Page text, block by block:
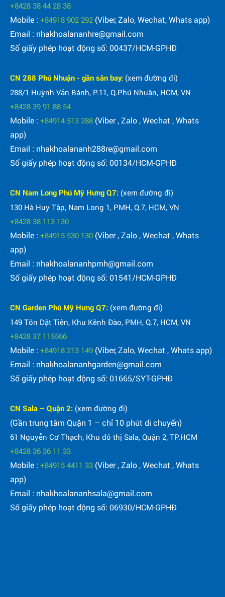
+8428 38 44 28 38
Mobile : +84918 902 292 (Viber, Zalo, Wechat, Whats app)
Email : nhakhoalananhre@gmail.com
Số giấy phép hoạt động số: 00437/HCM-GPHĐ
CN 288 Phú Nhuận - gần sân bay: (xem đường đi)
288/1 Huỳnh Văn Bánh, P.11, Q.Phú Nhuận, HCM, VN
+8428 39 91 88 54
Mobile : +84914 513 288 (Viber , Zalo , Wechat , Whats
app)
Email : nhakhoalananh288re@gmail.com
Số giấy phép hoạt động số: 00134/HCM-GPHĐ
CN Nam Long Phú Mỹ Hưng Q7: (xem đường đi)
130 Hà Huy Tập, Nam Long 1, PMH, Q.7, HCM, VN
+8428 38 113 130
Mobile : +84915 530 130 (Viber , Zalo , Wechat , Whats
app)
Email : nhakhoalananhpmh@gmail.com
Số giấy phép hoạt động số: 01541/HCM-GPHĐ
CN Garden Phú Mỹ Hưng Q7: (xem đường đi)
149 Tôn Dật Tiên, Khu Kênh Đào, PMH, Q.7, HCM, VN
+8428 37 115566
Mobile : +84918 213 149 (Viber, Zalo, Wechat , Whats app)
Email : nhakhoalananhgarden@gmail.com
Số giấy phép hoạt động số: 01665/SYT-GPHĐ
CN Sala – Quận 2: (xem đường đi)
(Gần trung tâm Quận 1 – chỉ 10 phút di chuyển)
61 Nguyễn Cơ Thạch, Khu đô thị Sala, Quận 2, TP.HCM
+8428 36 36 11 33
Mobile : +84915 4411 33 (Viber , Zalo , Wechat , Whats
app)
Email : nhakhoalananhsala@gmail.com
Số giấy phép hoạt động số: 06930/HCM-GPHĐ